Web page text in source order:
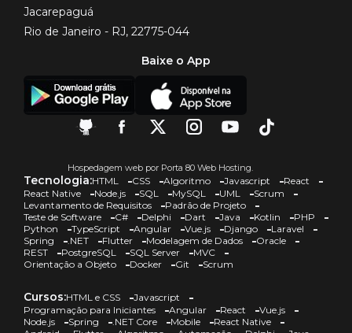
Jacarepaguá
Rio de Janeiro - RJ, 22775-044
Baixe o App
Hospedagem web por Porta 80 Web Hosting.
Tecnologia:HTML CSS Algoritmo Javascript
React
React Native
Node.js SQL MySQL UML
Scrum
Levantamento de Requisitos
Padrão de Projeto
Teste de Software
C# Delphi Dart Java Kotlin
PHP
Python
TypeScript Angular Vue.js Django
Laravel
Spring
.NET Flutter Modelagem de Dados
Oracle
REST
PostgreSQL SQL Server
MVC
Orientação a Objeto
Docker Git Scrum
Cursos:HTML e CSS
Javascript
Programação para Iniciantes
Angular React
Vue.js
Node.js
Spring .NET Core Mobile
React Native